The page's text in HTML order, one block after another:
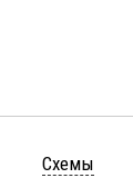
Схемы